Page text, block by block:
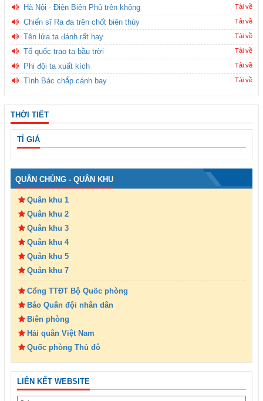
Hà Nội - Điện Biên Phủ trên không Tải về
Chiến sĩ Ra đa trên chốt biên thùy Tải về
Tên lửa ta đánh rất hay Tải về
Tổ quốc trao ta bầu trời Tải về
Phi đội ta xuất kích Tải về
Tình Bác chắp cánh bay Tải về
THỜI TIẾT
TỈ GIÁ
QUÂN CHỦNG - QUÂN KHU
Quân khu 1
Quân khu 2
Quân khu 3
Quân khu 4
Quân khu 5
Quân khu 7
Cổng TTĐT Bộ Quốc phòng
Báo Quân đội nhân dân
Biên phòng
Hải quân Việt Nam
Quốc phòng Thủ đô
LIÊN KẾT WEBSITE